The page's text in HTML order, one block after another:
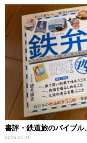
書評・鉄道旅のバイブル
2026.05.11